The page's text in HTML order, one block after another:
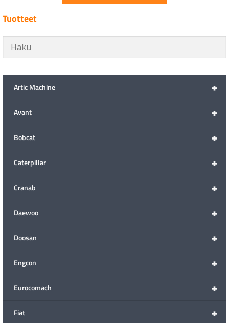
Tuotteet
+
Artic Machine
+
Avant
+
Bobcat
+
Caterpillar
+
Cranab
+
Daewoo
+
Doosan
+
Engcon
+
Eurocomach
+
Fiat